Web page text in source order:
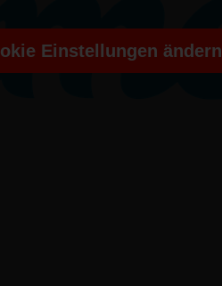
Einstellungen ändern